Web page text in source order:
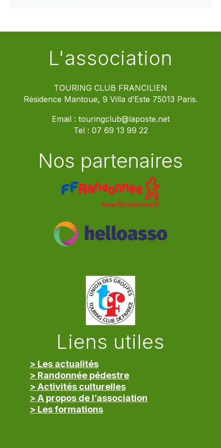
L'association
TOURING CLUB FRANCILIEN
Résidence Mantoue, 9 Villa d’Este 75013 Paris.
Email : touringclub@laposte.net
Tel : 07 69 13 99 22
Nos partenaires
Liens utiles
> Les actualités
> Randonnée pédestre
> Activités culturelles
> A propos de l’association
> Les formations